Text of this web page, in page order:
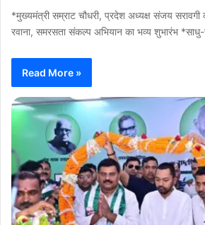
*मुख्यमंत्री सम्राट चौधरी, प्रदेश अध्यक्ष संजय
रवाना, समरसता संकल्प अभियान का भव्य शुभारंभ
Read More »